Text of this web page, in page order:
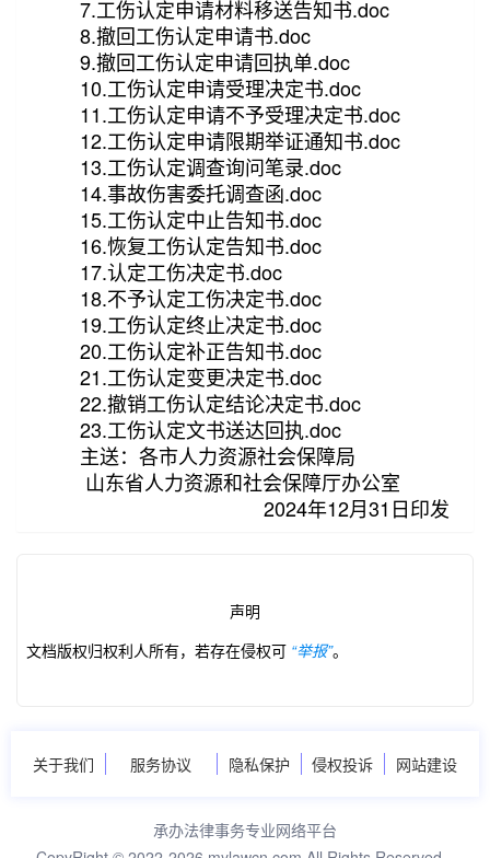
7.工伤认定申请材料移送告知书.doc
8.撤回工伤认定申请书.doc
9.撤回工伤认定申请回执单.doc
10.工伤认定申请受理决定书.doc
11.工伤认定申请不予受理决定书.doc
12.工伤认定申请限期举证通知书.doc
13.工伤认定调查询问笔录.doc
14.事故伤害委托调查函.doc
15.工伤认定中止告知书.doc
16.恢复工伤认定告知书.doc
17.认定工伤决定书.doc
18.不予认定工伤决定书.doc
19.工伤认定终止决定书.doc
20.工伤认定补正告知书.doc
21.工伤认定变更决定书.doc
22.撤销工伤认定结论决定书.doc
23.工伤认定文书送达回执.doc
主送：各市人力资源社会保障局
山东省人力资源和社会保障厅办公室
2024年12月31日印发
声明
文档版权归权利人所有，若存在侵权可 “举报”。
关于我们 服务协议 隐私保护 侵权投诉 网站建设
承办法律事务专业网络平台